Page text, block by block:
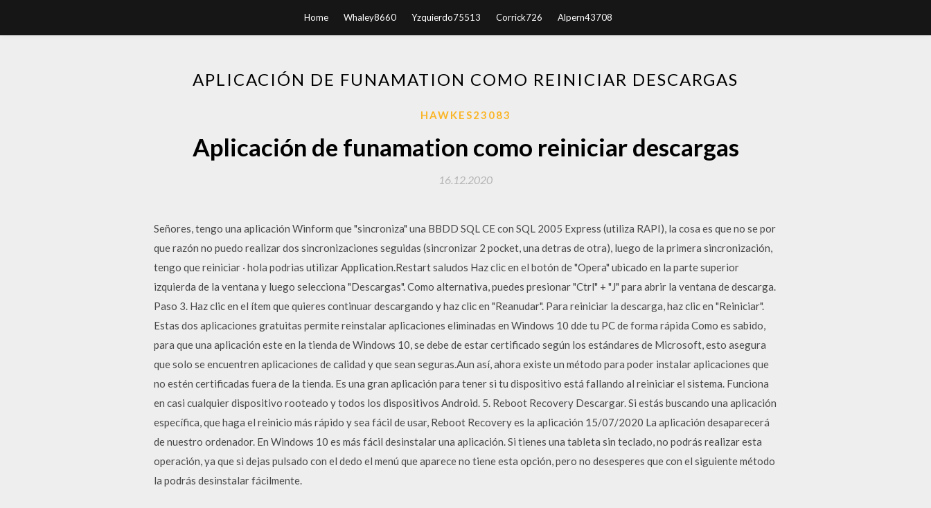
Home Whaley8660 Yzquierdo75513 Corrick726 Alpern43708
APLICACIÓN DE FUNAMATION COMO REINICIAR DESCARGAS
HAWKES23083
Aplicación de funamation como reiniciar descargas
16.12.2020
Señores, tengo una aplicación Winform que "sincroniza" una BBDD SQL CE con SQL 2005 Express (utiliza RAPI), la cosa es que no se por
que razón no puedo realizar dos sincronizaciones seguidas (sincronizar 2 pocket, una detras de otra), luego de la primera sincronización,
tengo que reiniciar · hola podrias utilizar Application.Restart saludos Haz clic en el botón de "Opera" ubicado en la parte superior
izquierda de la ventana y luego selecciona "Descargas". Como alternativa, puedes presionar "Ctrl" + "J" para abrir la ventana de descarga.
Paso 3. Haz clic en el ítem que quieres continuar descargando y haz clic en "Reanudar". Para reiniciar la descarga, haz clic en "Reiniciar".
Estas dos aplicaciones gratuitas permite reinstalar aplicaciones eliminadas en Windows 10 dde tu PC de forma rápida Como es sabido,
para que una aplicación este en la tienda de Windows 10, se debe de estar certificado según los estándares de Microsoft, esto asegura
que solo se encuentren aplicaciones de calidad y que sean seguras.Aun así, ahora existe un método para poder instalar aplicaciones que
no estén certificadas fuera de la tienda. Es una gran aplicación para tener si tu dispositivo está fallando al reiniciar el sistema. Funciona
en casi cualquier dispositivo rooteado y todos los dispositivos Android. 5. Reboot Recovery Descargar. Si estás buscando una aplicación
específica, que haga el reinicio más rápido y sea fácil de usar, Reboot Recovery es la aplicación 15/07/2020 La aplicación desaparecerá
de nuestro ordenador. En Windows 10 es más fácil desinstalar una aplicación. Si tienes una tableta sin teclado, no podrás realizar esta
operación, ya que si dejas pulsado con el dedo el menú que aparece no tiene esta opción, pero no desesperes que con el siguiente método
la podrás desinstalar fácilmente.